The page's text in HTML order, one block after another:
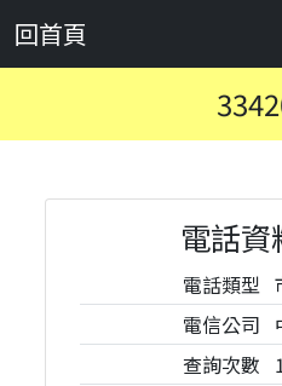
回首頁
電話資
電話類型
電信公司
查詢次數